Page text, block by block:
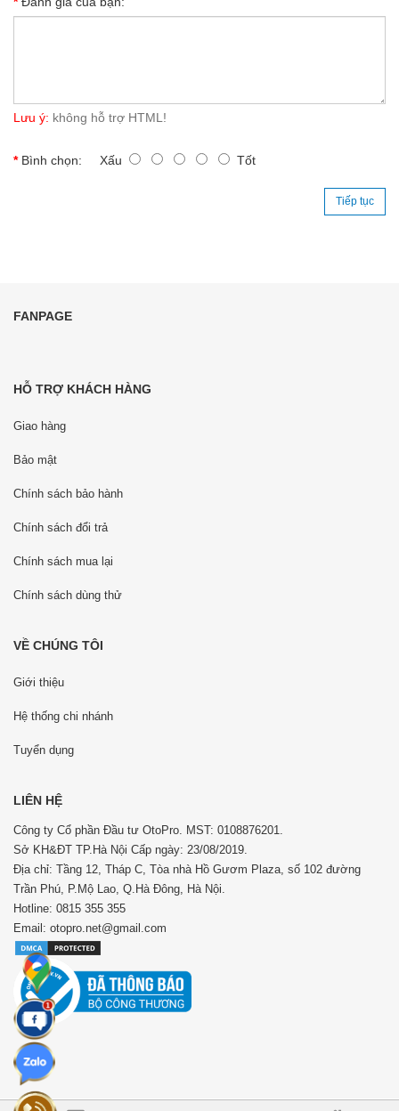
Lưu ý: không hỗ trợ HTML!
Bình chọn: Xấu Tốt
Tiếp tục
FANPAGE
HỖ TRỢ KHÁCH HÀNG
Giao hàng
Bảo mật
Chính sách bảo hành
Chính sách đổi trả
Chính sách mua lại
Chính sách dùng thử
VỀ CHÚNG TÔI
Giới thiệu
Hệ thống chi nhánh
Tuyển dụng
LIÊN HỆ
Công ty Cổ phần Đầu tư OtoPro. MST: 0108876201.
Sở KH&ĐT TP.Hà Nội Cấp ngày: 23/08/2019.
Địa chỉ: Tầng 12, Tháp C, Tòa nhà Hồ Gươm Plaza, số 102 đường
Trần Phú, P.Mộ Lao, Q.Hà Đông, Hà Nội.
Hotline: 0815 355 355
Email: otopro.net@gmail.com